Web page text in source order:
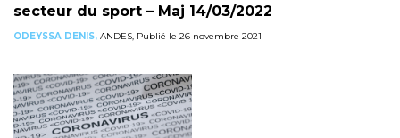
secteur du sport – Maj 14/03/2022
ODEYSSA DENIS, ANDES, Publié le 26 novembre 2021